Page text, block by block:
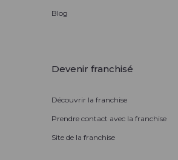
Blog
Devenir franchisé
Découvrir la franchise
Prendre contact avec la franchise
Site de la franchise